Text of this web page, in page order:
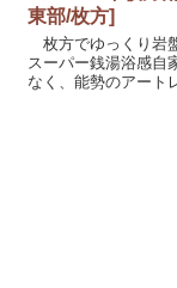
東部/枚方]
枚方でゆっくり岩
スーパー銭湯浴感自
なく、能勢のアート